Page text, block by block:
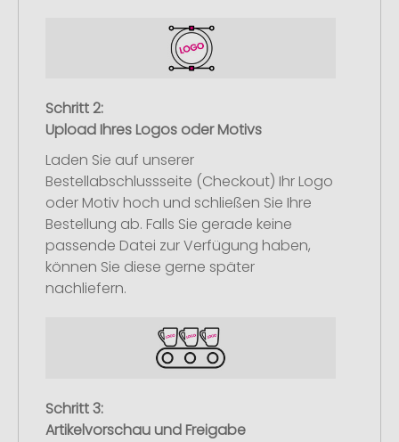
Schritt 2:
Upload Ihres Logos oder Motivs
Laden Sie auf unserer
Bestellabschlussseite (Checkout) Ihr Logo
oder Motiv hoch und schließen Sie Ihre
Bestellung ab. Falls Sie gerade keine
passende Datei zur Verfügung haben,
können Sie diese gerne später
nachliefern.
Schritt 3:
Artikelvorschau und Freigabe